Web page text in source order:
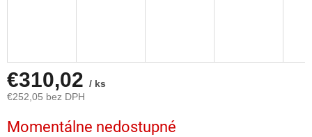
€310,02 / ks
€252,05 bez DPH
cena:
Momentálne nedostupné